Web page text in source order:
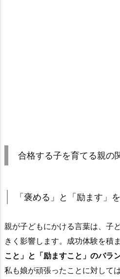
合格する子を育てる親の
「褒める」と「励ます」
親が子どもにかける言葉は、子
きく影響します。成功体験を積
こと」と「励ますこと」のバラ
私も娘が頑張ったことに対して